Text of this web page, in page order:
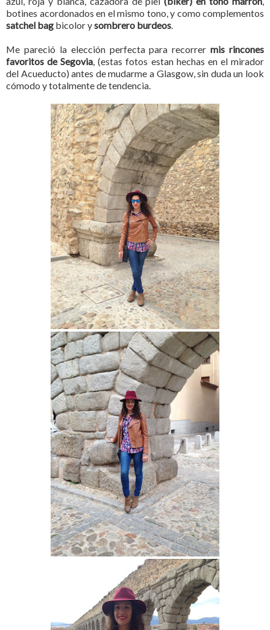
botines acordonados en el mismo tono, y como complementos
satchel bag bicolor ysombrero burdeos.
Me pareció la elección perfecta para recorrermis rincones
favoritos de Segovia, (estas fotos estan hechas en el mirador
del Acueducto) antes de mudarme a Glasgow, sin duda un look
cómodo y totalmente de tendencia.